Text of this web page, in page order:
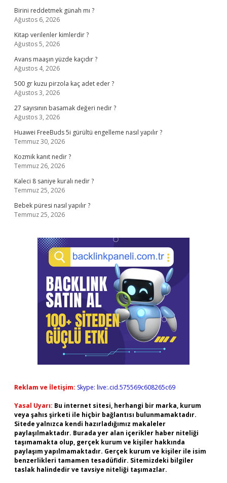
Birini reddetmek günah mı ?
Ağustos 6, 2026
Kitap verilenler kimlerdir ?
Ağustos 5, 2026
Avans maaşın yüzde kaçıdır ?
Ağustos 4, 2026
500 gr kuzu pirzola kaç adet eder ?
Ağustos 3, 2026
27 sayısının basamak değeri nedir ?
Ağustos 3, 2026
Huawei FreeBuds 5i gürültü engelleme nasıl yapılır ?
Temmuz 30, 2026
Kozmik kanıt nedir ?
Temmuz 26, 2026
Kaleci 8 saniye kuralı nedir ?
Temmuz 25, 2026
Bebek püresi nasıl yapılır ?
Temmuz 25, 2026
Reklam ve İletişim: Skype: live:.cid.575569c608265c69
Yasal Uyarı: Bu internet sitesi, herhangi bir marka, kurum
veya şahıs şirketi ile hiçbir bağlantısı bulunmamaktadır.
Sitede yalnızca kendi hazırladığımız makaleler
paylaşılmaktadır. Burada yer alan içerikler haber niteliği
taşımamakta olup, gerçek kurum ve kişiler hakkında
paylaşım yapılmamaktadır. Gerçek kurum ve kişiler ile isim
benzerlikleri tamamen tesadüfidir. Sitemizdeki bilgiler
taslak halindedir ve tavsiye niteliği taşımazlar.